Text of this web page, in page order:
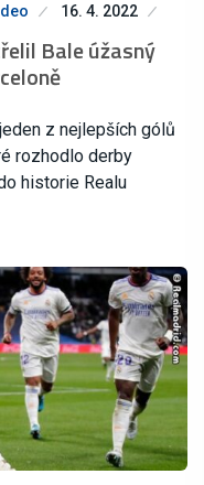
16. 4. 2022
Bale úžasný
z nejlepších gólů
rozhodlo derby
historie Realu